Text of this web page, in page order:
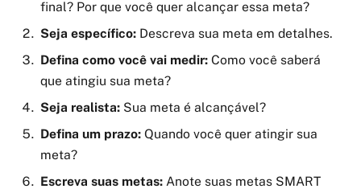
final? Por que você quer alcançar essa meta?
Seja específico: Descreva sua meta em detalhes.
Defina como você vai medir: Como você saberá
que atingiu sua meta?
Seja realista: Sua meta é alcançável?
Defina um prazo: Quando você quer atingir sua
meta?
Escreva suas metas: Anote suas metas SMART